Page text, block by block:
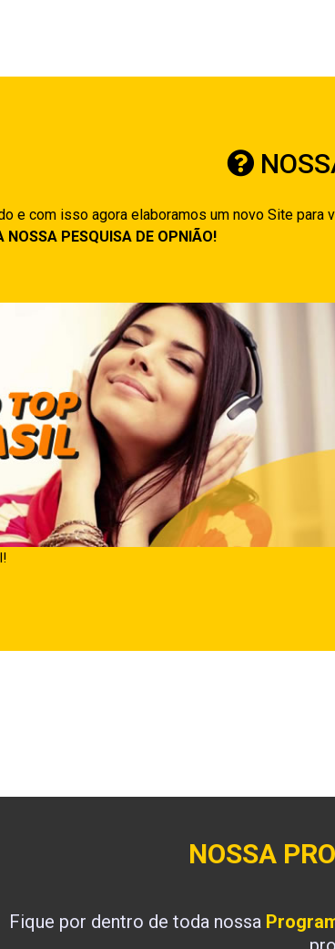
e com isso agora elaboramos um novo Site
NOSSA PESQUISA DE OPNIÃO!
NOSSA
Fique por dentro de toda nossa